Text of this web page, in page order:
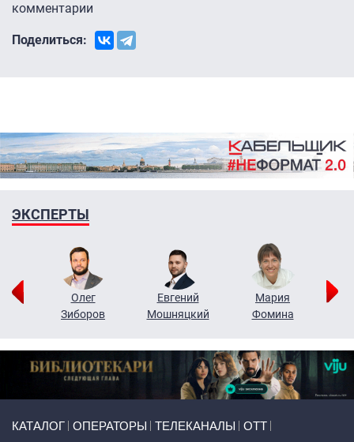
комментарии
Поделиться:
ЭКСПЕРТЫ
Олег
Зиборов
Евгений
Мошняцкий
Мария
Фомина
КАТАЛОГ ОПЕРАТОРЫ ТЕЛЕКАНАЛЫ ОТТ